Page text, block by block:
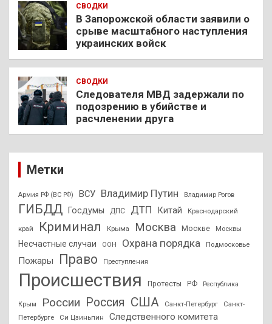
СВОДКИ
В Запорожской области заявили о
срыве масштабного наступления
украинских войск
СВОДКИ
Следователя МВД задержали по
подозрению в убийстве и
расчленении друга
Метки
Армия РФ (ВС РФ) ВСУ Владимир Путин Владимир Рогов
ГИБДД Госдумы ДПС ДТП Китай Краснодарский
край Криминал Крыма Москва Москве Москвы
Несчастные случаи ООН Охрана порядка Подмосковье
Пожары Право Преступления
Происшествия Протесты РФ Республика
Крым России Россия США Санкт-Петербург
Санкт-
Петербурге
Си Цзиньпин
Следственного комитета